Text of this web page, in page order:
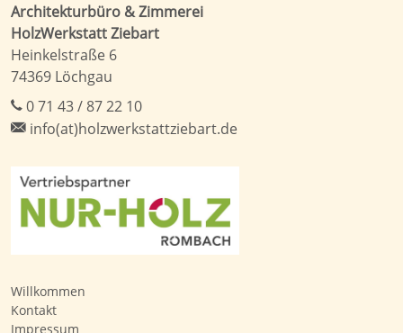
Architekturbüro & Zimmerei
HolzWerkstatt Ziebart
Heinkelstraße 6
74369 Löchgau
0 71 43 / 87 22 10
info(at)holzwerkstattziebart.de
Willkommen
Kontakt
Impressum